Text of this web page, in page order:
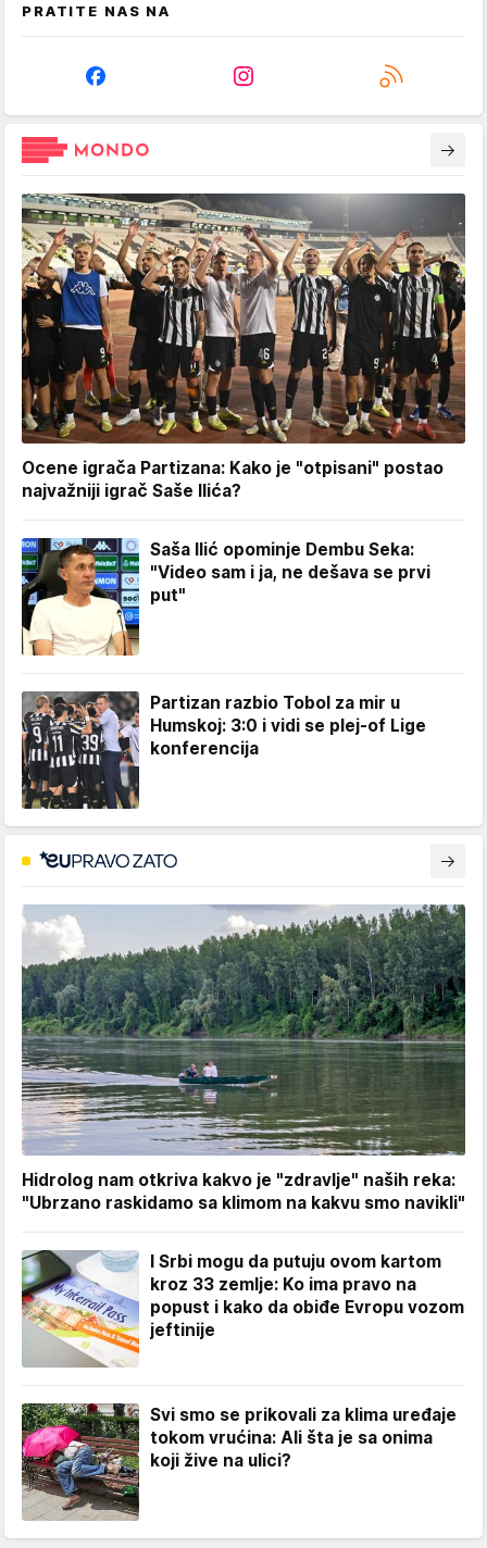
PRATITE NAS NA
Ocene igrača Partizana: Kako je "otpisani" postao
najvažniji igrač Saše Ilića?
Saša Ilić opominje Dembu Seka:
"Video sam i ja, ne dešava se prvi
put"
Partizan razbio Tobol za mir u
Humskoj: 3:0 i vidi se plej-of Lige
konferencija
Hidrolog nam otkriva kakvo je "zdravlje" naših reka:
"Ubrzano raskidamo sa klimom na kakvu smo navikli"
I Srbi mogu da putuju ovom kartom
kroz 33 zemlje: Ko ima pravo na
popust i kako da obiđe Evropu vozom
jeftinije
Svi smo se prikovali za klima uređaje
tokom vrućina: Ali šta je sa onima
koji žive na ulici?